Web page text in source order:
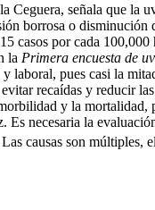
señala que la
borrosa o disminución
por cada
la Primera encuesta de
pues casi la
recaídas y reducir
y la mortalidad,
necesaria la
causas son múltiples,